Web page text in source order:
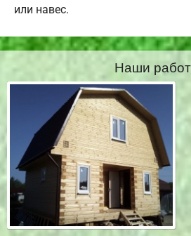
или навес.
Наши